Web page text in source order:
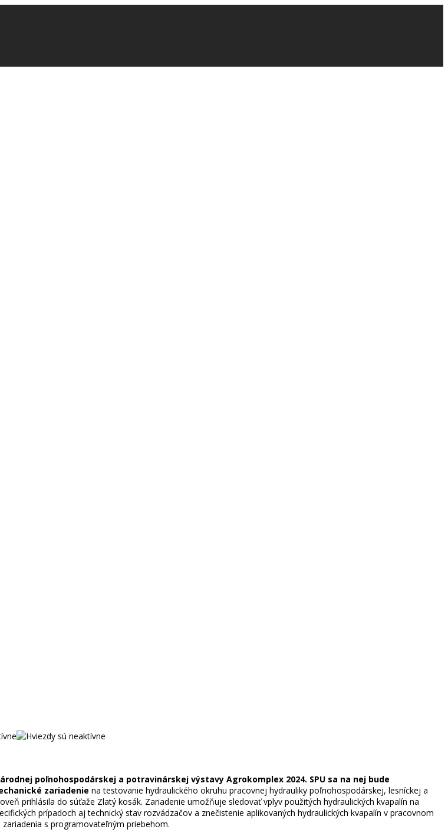
poľnohospodárskej a potravinárskej výstavy Agrokomplex 2024. SPU sa na nej bude
zariadenie na testovanie hydraulického okruhu pracovnej hydrauliky poľnohospodárskej, lesníckej a
prihlásila do súťaže Zlatý kosák. Zariadenie umožňuje sledovať vplyv použitých hydraulických kvapalín na
prípadoch aj technický stav rozvádzačov a znečistenie aplikovaných hydraulických kvapalín v pracovnom
s programovateľným priebehom.